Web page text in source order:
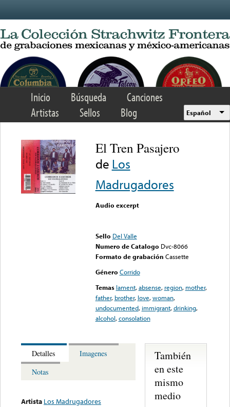
Inicio Búsqueda
Canciones
Artistas
Sellos Blog Español
El Tren Pasajero
de Los
Madrugadores
Audio excerpt
Sello Del Valle
Numero de Catalogo Dvc-8066
Formato de grabación Cassette
Género Corrido
Temas lament,absense, region, mother,
father, brother, love,woman,
undocumented, immigrant,drinking,
alcohol,consolation
Detalles
Imagenes
Notas
Artista Los Madrugadores
También
en este
mismo
medio